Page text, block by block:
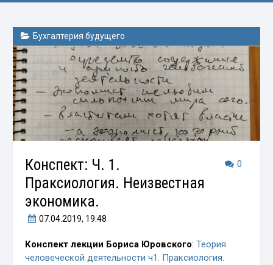
Бухгалтерия будущего
0
Конспект: Ч. 1.
Праксиология. Неизвестная
экономика.
07.04.2019, 19:48
Конспект лекции Бориса Юровского:Теория
человеческой деятельности ч1. Праксиология.